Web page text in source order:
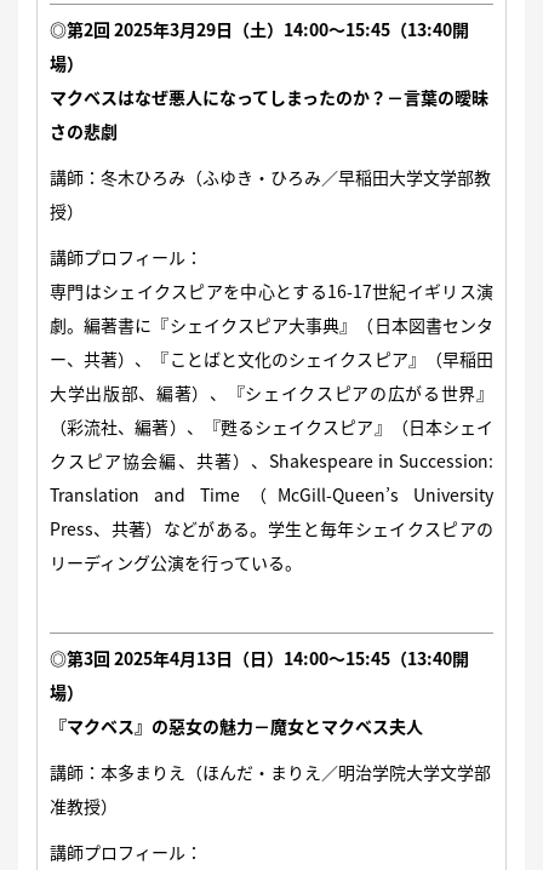
◎第2回 2025年3月29日（土）14:00～15:45（13:40開
場）
マクベスはなぜ悪人になってしまったのか？－言葉の曖昧
さの悲劇
講師：冬木ひろみ（ふゆき・ひろみ／早稲田大学文学部教
授）
講師プロフィール：
専門はシェイクスピアを中心とする16-17世紀イギリス演
劇。編著書に『シェイクスピア大事典』（日本図書センタ
ー、共著）、『ことばと文化のシェイクスピア』（早稲田
大学出版部、編著）、『シェイクスピアの広がる世界』
（彩流社、編著）、『甦るシェイクスピア』（日本シェイ
クスピア協会編、共著）、Shakespeare in Succession:
Translation and Time（McGill-Queen’s University
Press、共著）などがある。学生と毎年シェイクスピアの
リーディング公演を行っている。
◎第3回 2025年4月13日（日）14:00～15:45（13:40開
場）
『マクベス』の惡女の魅力－魔女とマクベス夫人
講師：本多まりえ（ほんだ・まりえ／明治学院大学文学部
准教授）
講師プロフィール：